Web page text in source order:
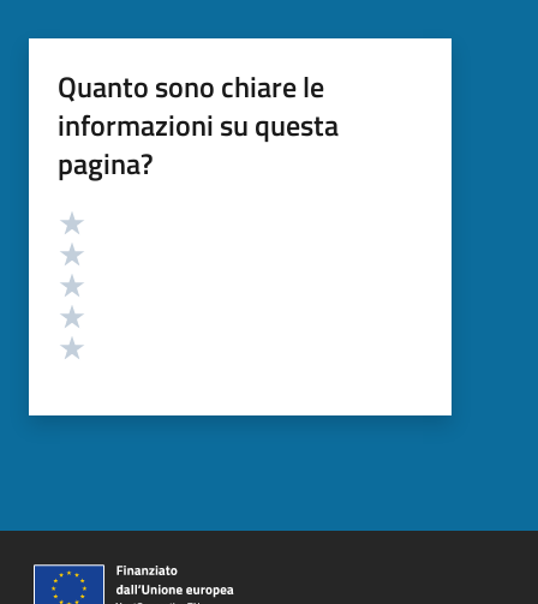
Quanto sono chiare le
informazioni su questa
pagina?
Valutazione